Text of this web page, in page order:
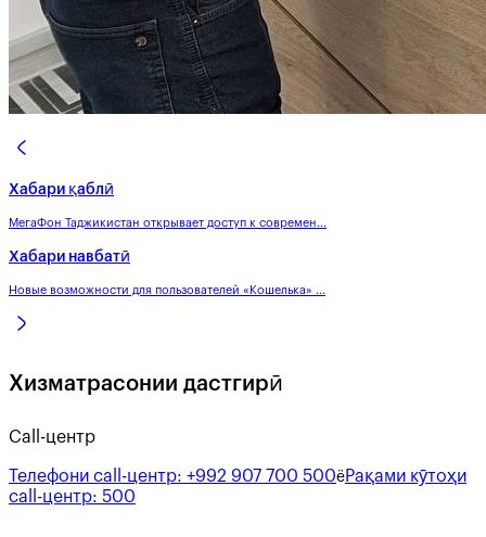
Хабари қаблӣ
МегаФон Таджикистан открывает доступ к современ...
Хабари навбатӣ
Новые возможности для пользователей «Кошелька» ...
Хизматрасонии дастгирӣ
Call-центр
Телефони call-центр: +992 907 700 500ёРақами кӯтоҳи
call-центр: 500